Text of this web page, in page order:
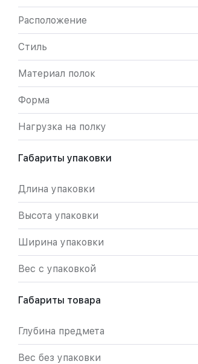
Расположение
Стиль
Материал полок
Форма
Нагрузка на полку
Габариты упаковки
Длина упаковки
Высота упаковки
Ширина упаковки
Вес с упаковкой
Габариты товара
Глубина предмета
Вес без упаковки